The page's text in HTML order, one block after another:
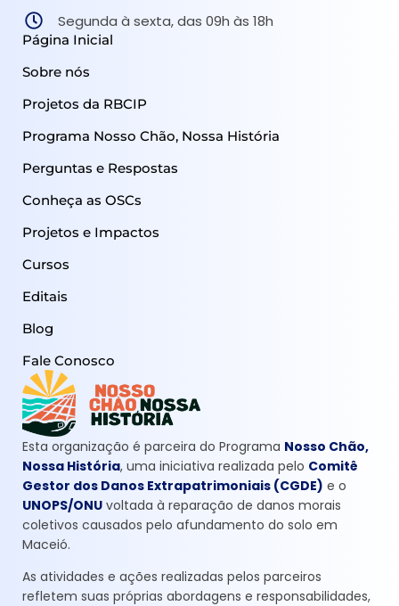
Segunda à sexta, das 09h às 18h
Página Inicial
Sobre nós
Projetos da RBCIP
Programa Nosso Chão, Nossa História
Perguntas e Respostas
Conheça as OSCs
Projetos e Impactos
Cursos
Editais
Blog
Fale Conosco
Esta organização é parceira do Programa Nosso Chão,
Nossa História, uma iniciativa realizada pelo Comitê
Gestor dos Danos Extrapatrimoniais (CGDE) e o
UNOPS/ONU voltada à reparação de danos morais
coletivos causados pelo afundamento do solo em
Maceió.
As atividades e ações realizadas pelos parceiros
refletem suas próprias abordagens e responsabilidades,